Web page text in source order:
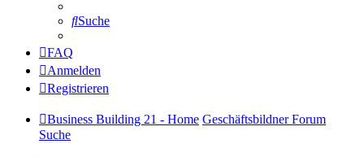
Suche
FAQ
Anmelden
Registrieren
Business Building 21 - Home Geschäftsbildner Forum
Suche